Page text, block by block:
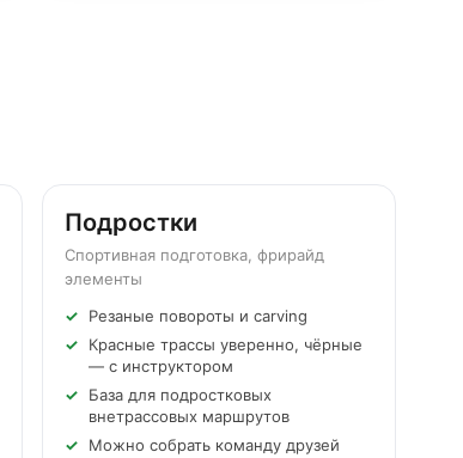
13-16 лет
Подростки
Спортивная подготовка, фрирайд
элементы
Резаные повороты и carving
Красные трассы уверенно, чёрные
— с инструктором
База для подростковых
внетрассовых маршрутов
Можно собрать команду друзей